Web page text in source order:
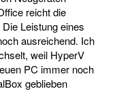
reicht die
Leistung eines
ausreichend. Ich
weil HyperV
PC immer noch
geblieben